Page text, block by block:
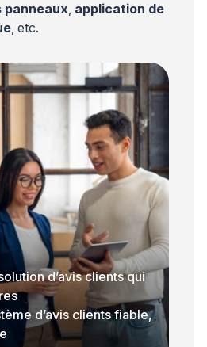
panneaux, application de
, etc.
d’avis clients qui
d’avis clients fiable,